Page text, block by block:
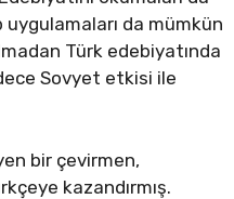
da mümkün
Türk edebiyatında
Sovyet etkisi ile
bir çevirmen,
kazandırmış.